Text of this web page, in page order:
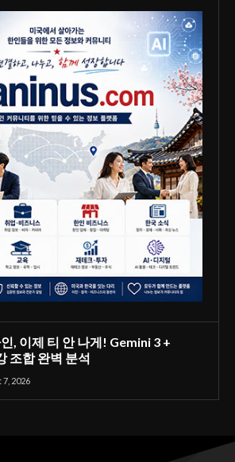
, 이제 티 안 나게! Gemini 3 +
조합 완벽 분석
2026